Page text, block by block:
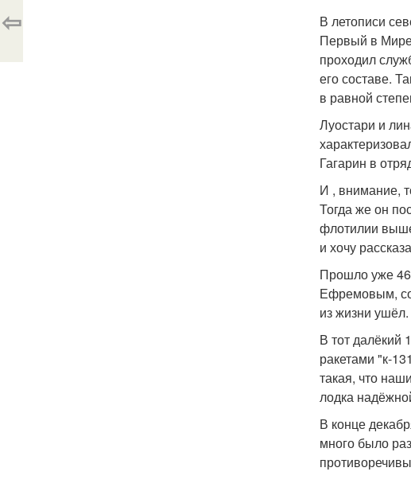
В летописи
Первый в
проходил
его составе.
в равной
Луостари и
Гагарин в
И , внимание,
Тогда же он
флотилии
и хочу
Прошло уже 46
Ефремовым,
из жизни
В тот далёкий
ракетами "к-
такая, что
лодка
В конце
много было
⇦